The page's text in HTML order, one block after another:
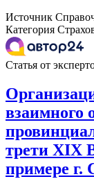
Источник
Категория
Статья от
взаимного
трети XIX
примере г.